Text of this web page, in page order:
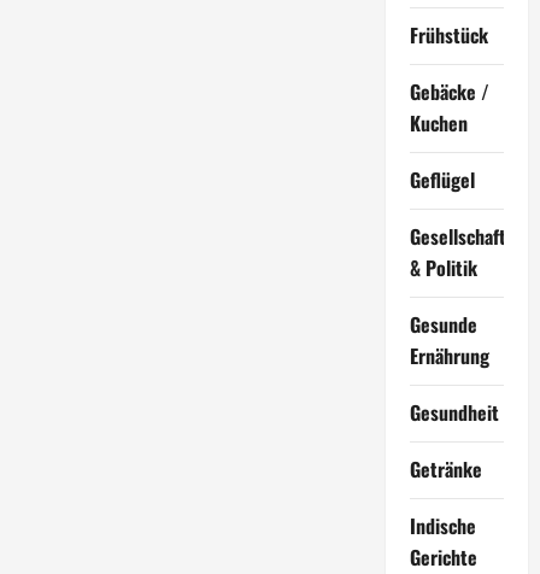
Frühstück
Gebäcke /
Kuchen
Geflügel
Gesellschaft
& Politik
Gesunde
Ernährung
Gesundheit
Getränke
Indische
Gerichte